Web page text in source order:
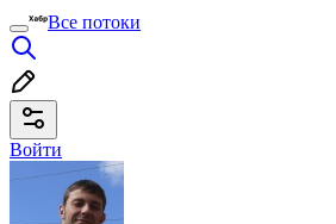
Все потоки
Войти